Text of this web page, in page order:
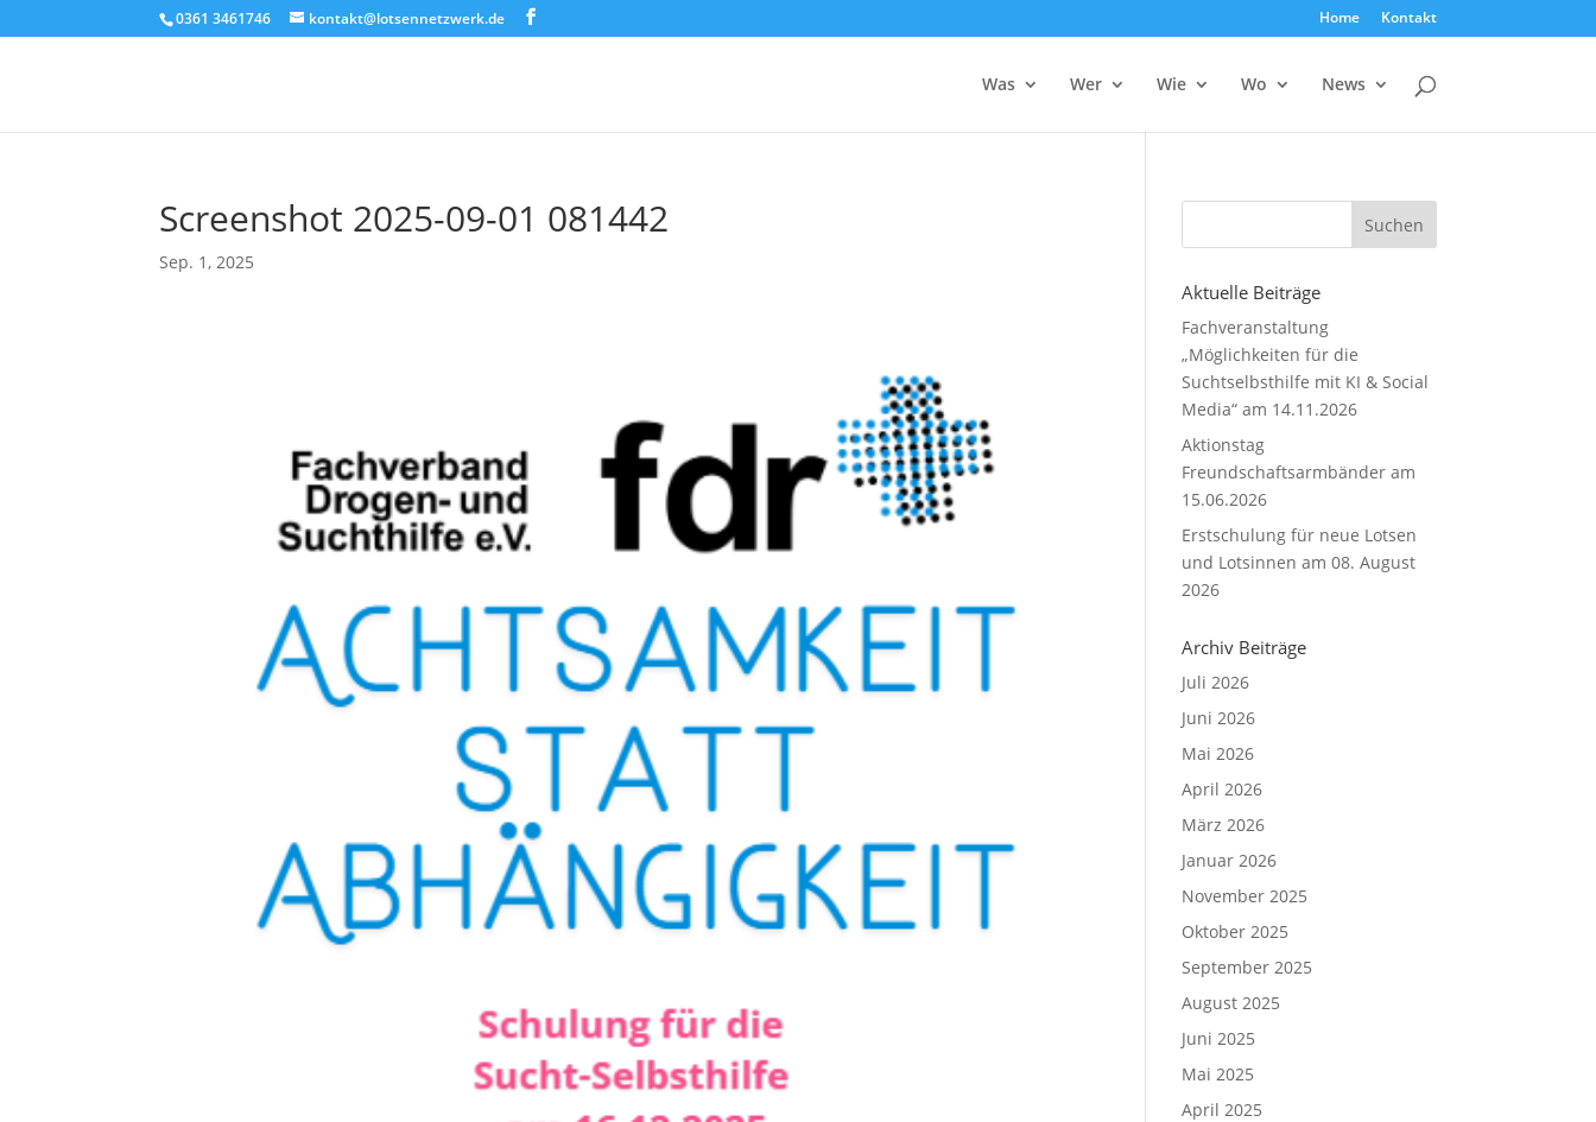
0361 3461746 kontakt@lotsennetzwerk.de Home Kontakt
Was Wer Wie Wo News
Screenshot 2025-09-01 081442
Sep. 1, 2025
Aktuelle Beiträge
Fachveranstaltung
„Möglichkeiten für die
Suchtselbsthilfe mit KI & Social
Media“ am 14.11.2026
Aktionstag
Freundschaftsarmbänder am
15.06.2026
Erstschulung für neue Lotsen
und Lotsinnen am 08. August
2026
Archiv Beiträge
Juli 2026
Juni 2026
Mai 2026
April 2026
März 2026
Januar 2026
November 2025
Oktober 2025
September 2025
August 2025
Juni 2025
Mai 2025
April 2025